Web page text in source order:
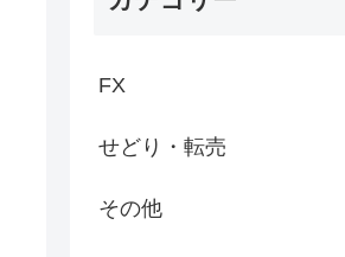
FX
せどり・転売
その他